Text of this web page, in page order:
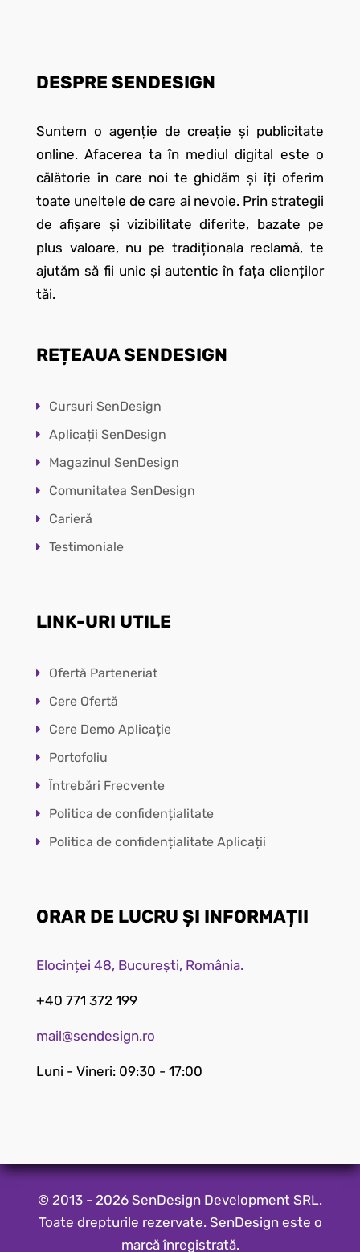
DESPRE SENDESIGN
Suntem o agenție de creație și publicitate
online. Afacerea ta în mediul digital este o
călătorie în care noi te ghidăm și îți oferim
toate uneltele de care ai nevoie. Prin strategii
de afișare și vizibilitate diferite, bazate pe
plus valoare, nu pe tradiționala reclamă, te
ajutăm să fii unic și autentic în fața clienților
tăi.
REȚEAUA SENDESIGN
Cursuri SenDesign
Aplicații SenDesign
Magazinul SenDesign
Comunitatea SenDesign
Carieră
Testimoniale
LINK-URI UTILE
Ofertă Parteneriat
Cere Ofertă
Cere Demo Aplicație
Portofoliu
Întrebări Frecvente
Politica de confidențialitate
Politica de confidențialitate Aplicații
ORAR DE LUCRU ȘI INFORMAȚII
Elocinței 48, București, România.
+40 771 372 199
mail@sendesign.ro
Luni - Vineri: 09:30 - 17:00
© 2013 - 2026 SenDesign Development SRL.
Toate drepturile rezervate. SenDesign este o
marcă înregistrată.